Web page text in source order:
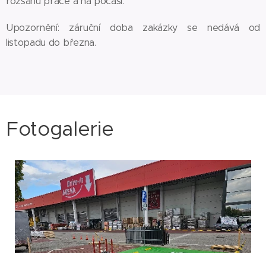
Upozornění: záruční doba zakázky se nedává od
listopadu do března.
Fotogalerie